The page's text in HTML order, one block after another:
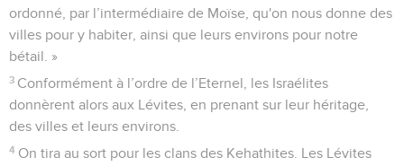
ordonné, par l’intermédiaire de Moïse, qu'on nous donne des
villes pour y habiter, ainsi que leurs environs pour notre
bétail. »
3 Conformément à l’ordre de l’Eternel, les Israélites
donnèrent alors aux Lévites, en prenant sur leur héritage,
des villes et leurs environs.
4 On tira au sort pour les clans des Kehathites. Les Lévites